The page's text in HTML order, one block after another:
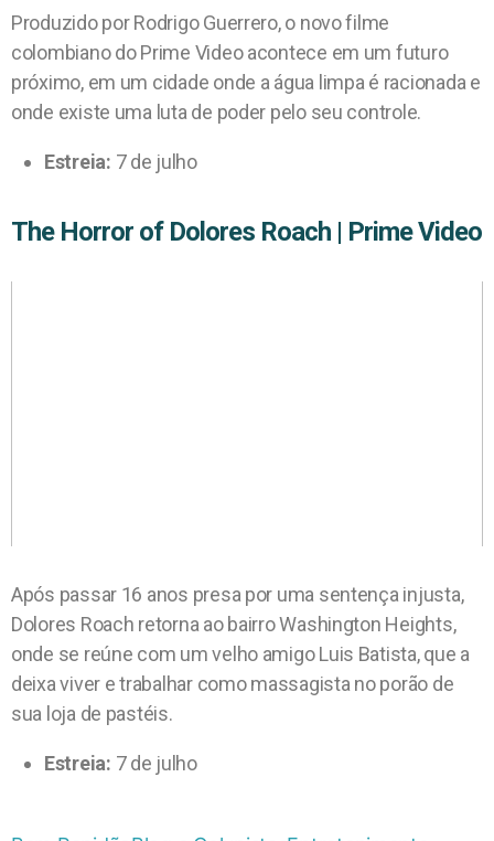
Produzido por Rodrigo Guerrero, o novo filme
colombiano do Prime Video acontece em um futuro
próximo, em um cidade onde a água limpa é racionada e
onde existe uma luta de poder pelo seu controle.
Estreia: 7 de julho
The Horror of Dolores Roach | Prime Video
Após passar 16 anos presa por uma sentença injusta,
Dolores Roach retorna ao bairro Washington Heights,
onde se reúne com um velho amigo Luis Batista, que a
deixa viver e trabalhar como massagista no porão de
sua loja de pastéis.
Estreia: 7 de julho